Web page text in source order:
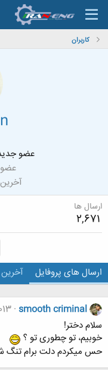
کاربران
عضو
ارسال ها
2,671
ارسال های پروفایل
smooth criminal
سلام دختر!
خوبیم، تو چطوری تو ؟
حس میکردم دلت برام تنگ